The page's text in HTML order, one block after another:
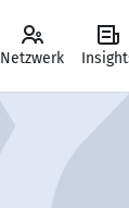
Netzwerk